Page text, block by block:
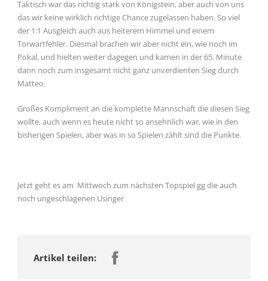
Taktisch war das richtig stark von Königstein, aber auch von uns
das wir keine wirklich richtige Chance zugelassen haben. So viel
der 1:1 Ausgleich auch aus heiterem Himmel und einem
Torwartfehler. Diesmal brachen wir aber nicht ein, wie noch im
Pokal, und hielten weiter dagegen und kamen in der 65. Minute
dann noch zum insgesamt nicht ganz unverdienten Sieg durch
Matteo.
Großes Kompliment an die komplette Mannschaft die diesen Sieg
wollte, auch wenn es heute nicht so ansehnlich war, wie in den
bisherigen Spielen, aber was in so Spielen zählt sind die Punkte.
Jetzt geht es am Mittwoch zum nächsten Topspiel gg die auch
noch ungeschlagenen Usinger
Artikel teilen: